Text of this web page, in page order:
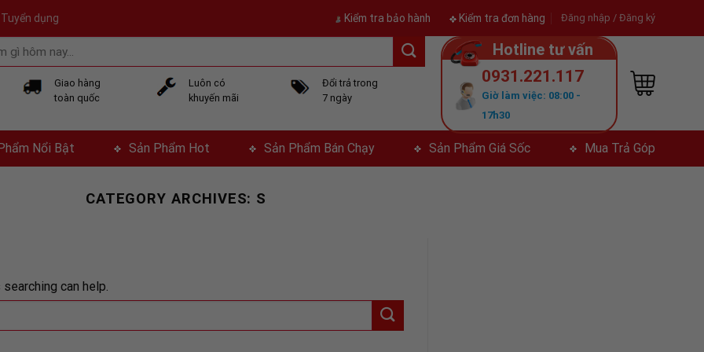
Tuyển dụng Kiểm tra bảo hành Kiểm tra đơn hàng Đăng nhập / Đăng ký
Giao hàng
toàn quốc
Luôn có
khuyến mãi
Đổi trả trong
7 ngày
Hotline tư vấn
0931.221.117
Giờ làm việc: 08:00 -
17h30
Nổi Bật Sản Phẩm Hot Sản Phẩm Bán Chạy Sản Phẩm Giá Sốc Mua Trả Góp
CATEGORY ARCHIVES: S
can help.